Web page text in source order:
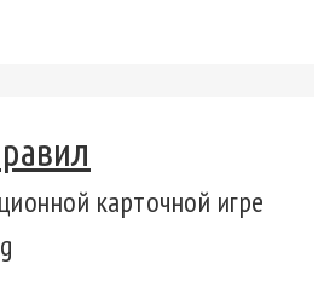
карточной игре